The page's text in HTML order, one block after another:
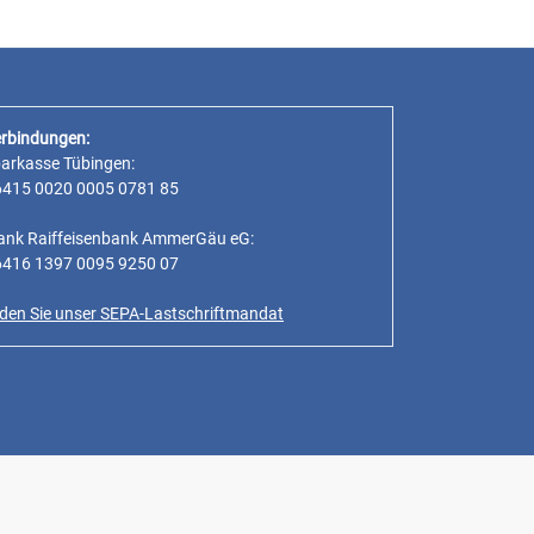
Tübingen:
0020 0005 0781 85
Raiffeisenbank AmmerGäu eG:
1397 0095 9250 07
Sie unser SEPA-Lastschriftmandat